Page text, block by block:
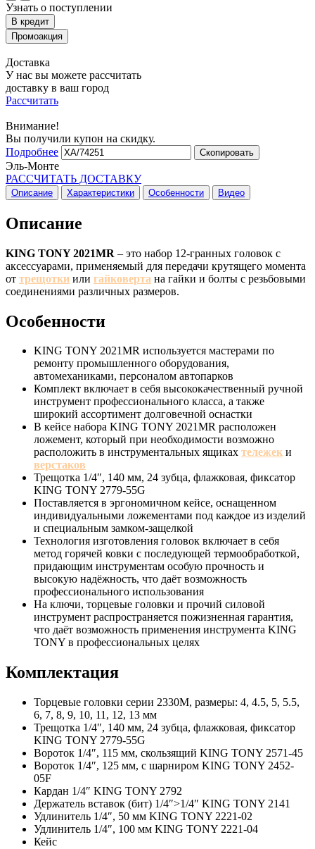
Узнать о поступлении
Доставка
У нас вы можете рассчитать
доставку в ваш город
Рассчитать
Внимание!
Вы получили купон на скидку.
Подробнее
Скопировать
Эль-Монте
РАССЧИТАТЬ ДОСТАВКУ
Описание Характеристики Особенности Видео
Описание
KING TONY 2021MR – это набор 12-гранных головок с
аксессуарами, применяемый для передачи крутящего момента
от трещотки или гайковерта на гайки и болты с резьбовыми
соединениями различных размеров.
Особенности
KING TONY 2021MR используется мастерами по
ремонту промышленного оборудования,
автомеханиками, персоналом автопарков
Комплект включает в себя высококачественный ручной
инструмент профессионального класса, а также
широкий ассортимент долговечной оснастки
В кейсе набора KING TONY 2021MR расположен
ложемент, который при необходимости возможно
расположить в инструментальных ящиках тележек и
верстаков
Трещотка 1/4″, 140 мм, 24 зубца, флажковая, фиксатор
KING TONY 2779-55G
Поставляется в эргономичном кейсе, оснащенном
индивидуальными ложементами под каждое из изделий
и специальным замком-защелкой
Технология изготовления головок включает в себя
метод горячей ковки с последующей термообработкой,
придающим инструментам особую прочность и
высокую надёжность, что даёт возможность
профессионального использования
На ключи, торцевые головки и прочий силовой
инструмент распространяется пожизненная гарантия,
что даёт возможность применения инструмента KING
TONY в профессиональных целях
Комплектация
Торцевые головки серии 2330M, размеры: 4, 4.5, 5, 5.5,
6, 7, 8, 9, 10, 11, 12, 13 мм
Трещотка 1/4″, 140 мм, 24 зубца, флажковая, фиксатор
KING TONY 2779-55G
Вороток 1/4″, 115 мм, скользящий KING TONY 2571-45
Вороток 1/4″, 125 мм, с шарниром KING TONY 2452-
05F
Кардан 1/4″ KING TONY 2792
Держатель вставок (бит) 1/4″>1/4″ KING TONY 2141
Удлинитель 1/4″, 50 мм KING TONY 2221-02
Удлинитель 1/4″, 100 мм KING TONY 2221-04
Кейс